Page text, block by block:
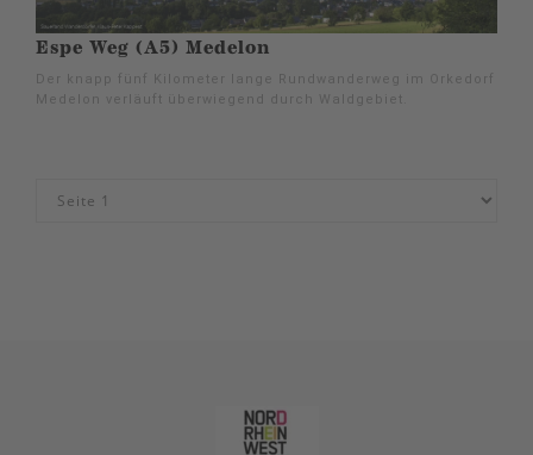
Espe Weg (A5) Medelon
Der knapp fünf Kilometer lange Rundwanderweg im Orkedorf
Medelon verläuft überwiegend durch Waldgebiet.